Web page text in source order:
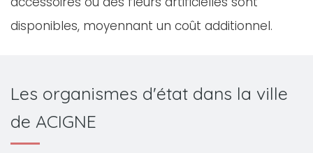
disponibles, moyennant un coût additionnel.
Les organismes d'état dans la ville
de ACIGNE